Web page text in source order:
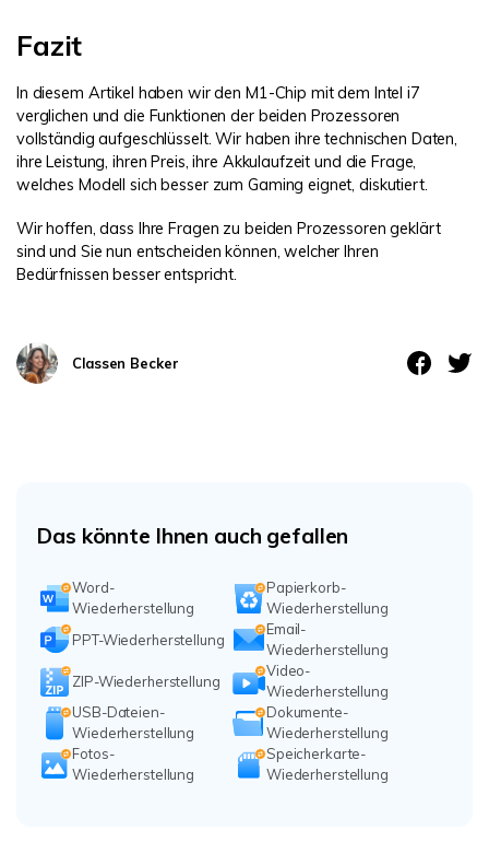
Fazit
In diesem Artikel haben wir den M1-Chip mit dem Intel i7
verglichen und die Funktionen der beiden Prozessoren
vollständig aufgeschlüsselt. Wir haben ihre technischen Daten,
ihre Leistung, ihren Preis, ihre Akkulaufzeit und die Frage,
welches Modell sich besser zum Gaming eignet, diskutiert.
Wir hoffen, dass Ihre Fragen zu beiden Prozessoren geklärt
sind und Sie nun entscheiden können, welcher Ihren
Bedürfnissen besser entspricht.
Classen Becker
Das könnte Ihnen auch gefallen
Word-
Wiederherstellung
Papierkorb-
Wiederherstellung
PPT-Wiederherstellung
Email-
Wiederherstellung
ZIP-Wiederherstellung
Video-
Wiederherstellung
USB-Dateien-
Wiederherstellung
Dokumente-
Wiederherstellung
Fotos-
Wiederherstellung
Speicherkarte-
Wiederherstellung